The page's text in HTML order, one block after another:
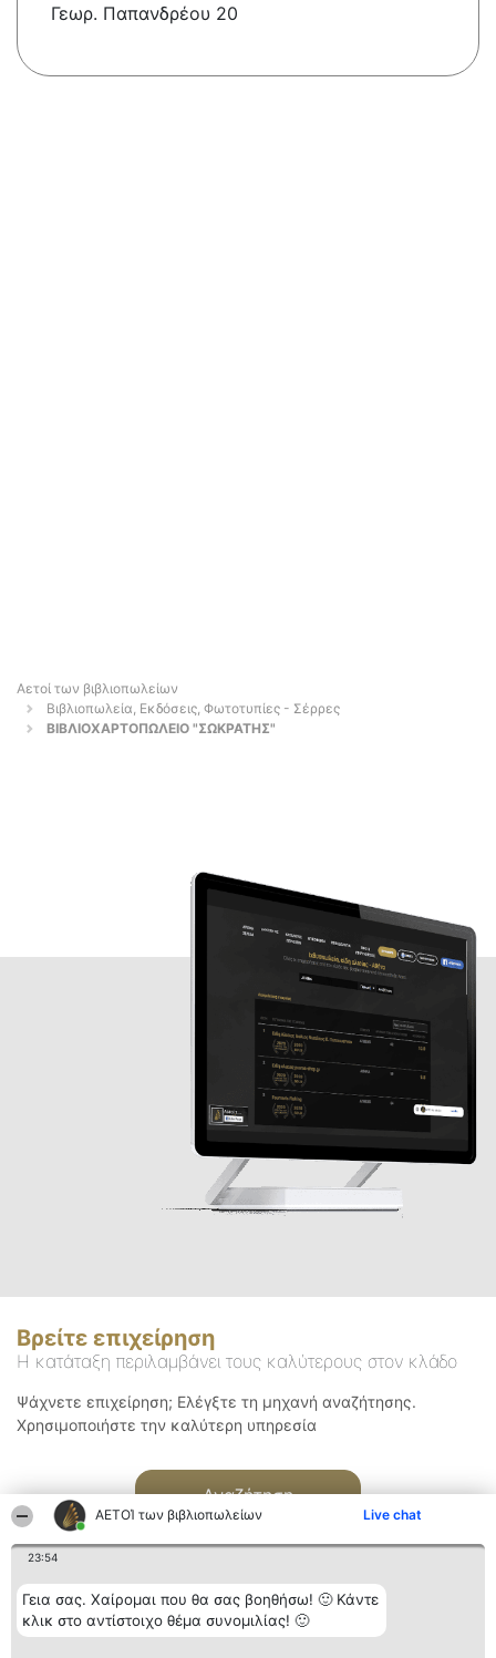
ΑΕΤΟΊ των βιβλιοπωλείων Live chat
23:54
Γεια σας. Χαίρομαι που θα σας βοηθήσω! 🙂 Κάντε
κλικ στο αντίστοιχο θέμα συνομιλίας! 🙂
Γεωρ. Παπανδρέου 20
Αετοί των βιβλιοπωλείων
Βιβλιοπωλεία, Εκδόσεις, Φωτοτυπίες - Σέρρες
ΒΙΒΛΙΟΧΑΡΤΟΠΩΛΕΙΟ "ΣΩΚΡΑΤΗΣ"
Βρείτε επιχείρηση
Η κατάταξη περιλαμβάνει τους καλύτερους στον κλάδο
Ψάχνετε επιχείρηση; Ελέγξτε τη μηχανή αναζήτησης.
Χρησιμοποιήστε την καλύτερη υπηρεσία
Αναζήτηση